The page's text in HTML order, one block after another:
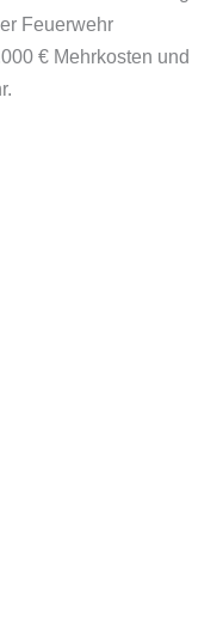
Feuerwehr
€ Mehrkosten und